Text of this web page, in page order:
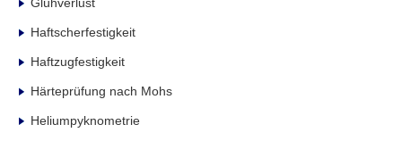
Haftscherfestigkeit
Haftzugfestigkeit
Härteprüfung nach Mohs
Heliumpyknometrie